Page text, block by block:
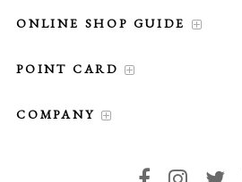
ONLINE SHOP GUIDE
POINT CARD
COMPANY